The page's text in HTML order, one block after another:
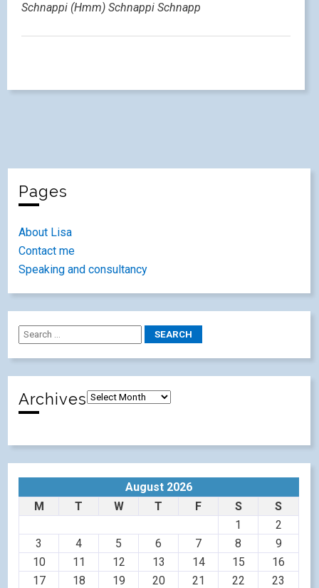
Schnappi (Hmm) Schnappi Schnapp
Pages
About Lisa
Contact me
Speaking and consultancy
Archives
August 2026
M
T W T F S
S
1
2
3
4 5 6 7 8
9
10
11 12 13 14 15
16
17
18 19 20 21 22
23